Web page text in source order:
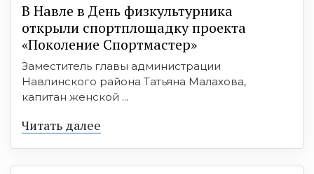
В Навле в День физкультурника
открыли спортплощадку проекта
«Поколение Спортмастер»
Заместитель главы администрации
Навлинского района Татьяна Малахова,
капитан женской ...
Читать далее